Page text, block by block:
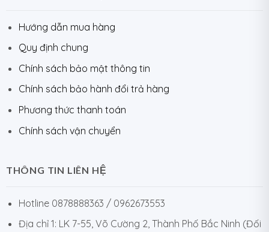
Hướng dẫn mua hàng
Quy định chung
Chính sách bảo mật thông tin
Chính sách bảo hành đổi trả hàng
Phương thức thanh toán
Chính sách vận chuyển
THÔNG TIN LIÊN HỆ
Hotline 0878888363 / 0962673553
Địa chỉ 1: LK 7-55, Võ Cường 2, Thành Phố Bắc Ninh (Đối